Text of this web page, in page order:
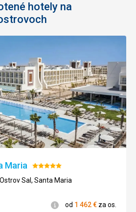
hotely na
Maria Hodnotenie:
5/5
Sal, Santa Maria
Informácie
od 1 462€ za os.